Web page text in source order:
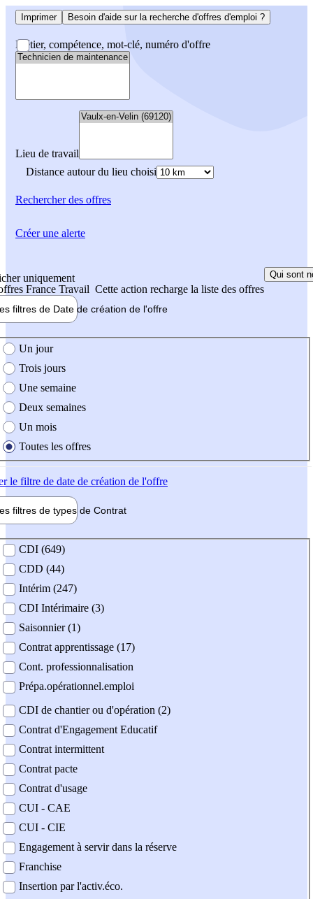
Imprimer Besoin d'aide sur la recherche d'offres d'emploi ?
Métier, compétence, mot-clé, numéro d'offre
Lieu de travail
Distance autour du lieu choisi
Rechercherdes offres
uniquement
France Travail Cette action recharge la liste des offres
Qui sont
filtres de Date de création de l'offre
création de l'offre
Un jour
Trois jours
Une semaine
Deux semaines
Un mois
Toutes les offres
le filtre de date de création de l'offre
filtres de types de Contrat
contrat
CDI (649)
CDD (44)
Intérim (247)
CDI Intérimaire (3)
Saisonnier (1)
Contrat apprentissage (17)
Cont. professionnalisation
Prépa.opérationnel.emploi
CDI de chantier ou d'opération (2)
Contrat d'Engagement Educatif
Contrat intermittent
Contrat pacte
Contrat d'usage
CUI - CAE
CUI - CIE
Engagement à servir dans la réserve
Franchise
Insertion par l'activ.éco.
Créer une alerte